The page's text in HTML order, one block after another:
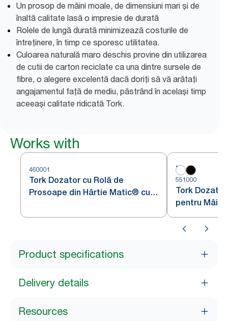
Un prosop de mâini moale, de dimensiuni mari și de
înaltă calitate lasă o impresie de durată
Rolele de lungă durată minimizează costurile de
întreținere, în timp ce sporesc utilitatea.
Culoarea naturală maro deschis provine din utilizarea
de cutii de carton reciclate ca una dintre sursele de
fibre, o alegere excelentă dacă doriți să vă arătați
angajamentul față de mediu, păstrând în același timp
aceeași calitate ridicată Tork.
Works with
460001
Tork Dozator cu Rolă de
Prosoape din Hârtie Matic® cu
Inoxidabil H1
551000
Tork
pentru Mâini
Alb H1
Product specifications
Delivery details
Resources